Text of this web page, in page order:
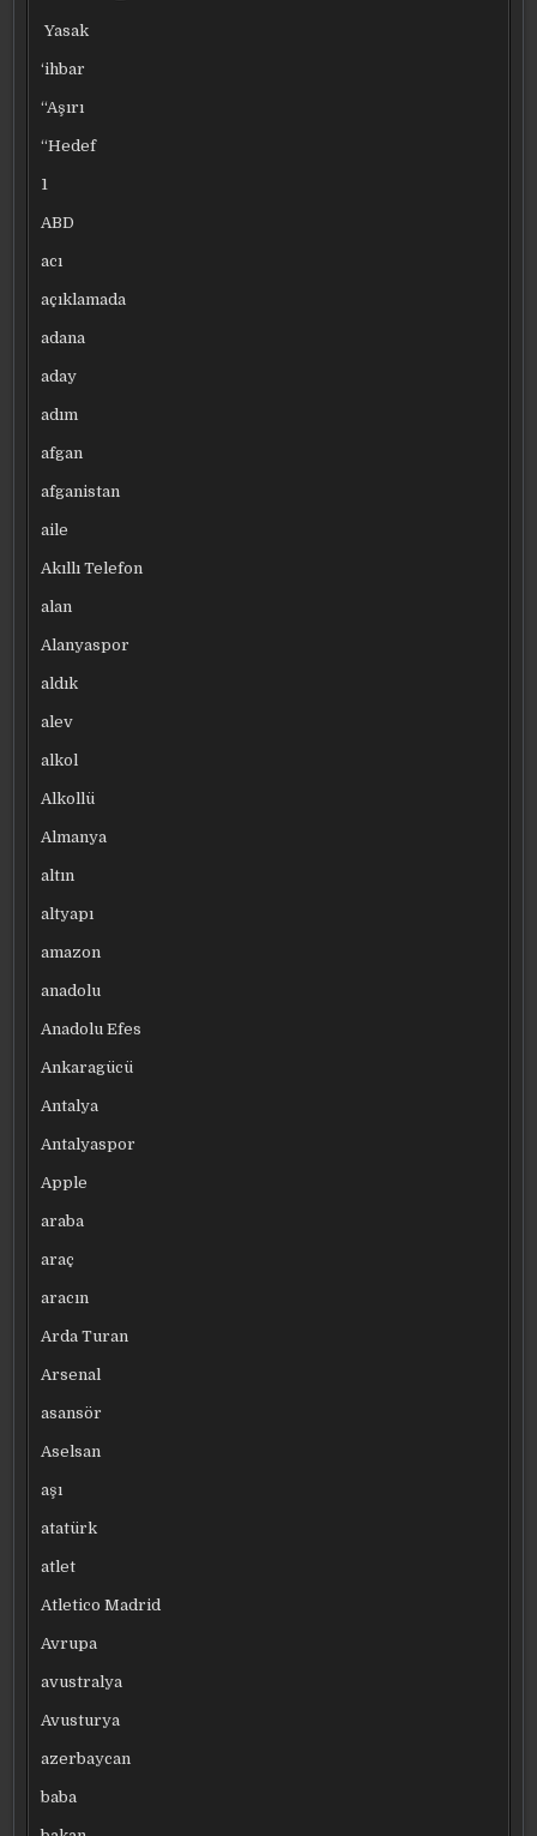
Yasak
‘ihbar
“Aşırı
“Hedef
1
ABD
acı
açıklamada
adana
aday
adım
afgan
afganistan
aile
Akıllı Telefon
alan
Alanyaspor
aldık
alev
alkol
Alkollü
Almanya
altın
altyapı
amazon
anadolu
Anadolu Efes
Ankaragücü
Antalya
Antalyaspor
Apple
araba
araç
aracın
Arda Turan
Arsenal
asansör
Aselsan
aşı
atatürk
atlet
Atletico Madrid
Avrupa
avustralya
Avusturya
azerbaycan
baba